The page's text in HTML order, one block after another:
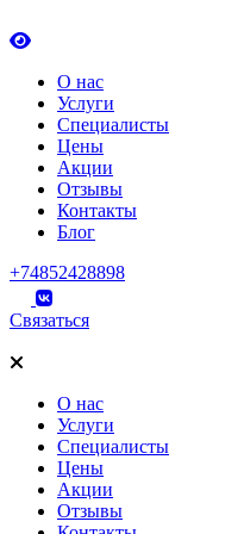
О нас
Услуги
Специалисты
Цены
Акции
Отзывы
Контакты
Блог
+74852428898
Связаться
О нас
Услуги
Специалисты
Цены
Акции
Отзывы